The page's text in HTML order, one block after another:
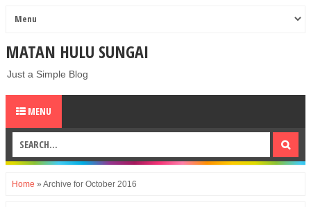
MATAN HULU SUNGAI
Just a Simple Blog
MENU
Home » Archive for October 2016